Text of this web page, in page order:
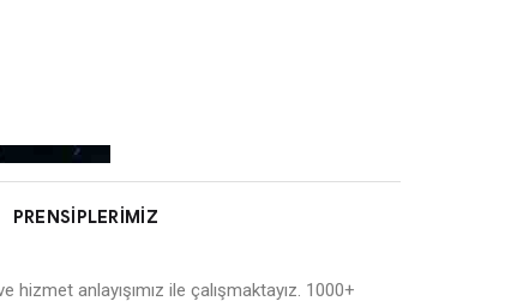
PRENSIPLERIMIZ
anlayışımız ile çalışmaktayız. 1000+